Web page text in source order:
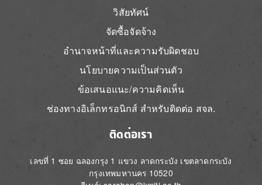
วิสัยทัศน์
จัดซื้อจัดจ้าง
อำนาจหน้าที่และความรับผิดชอบ
นโยบายความเป็นส่วนตัว
ข้อเสนอแนะ/ความคิดเห็น
ช่องทางอิเล็กทรอนิกส์ สำหรับติดต่อ สจล.
ติดต่อเรา
เลขที่ 1 ซอย ฉลองกรุง 1 แขวง ลาดกระบัง เขตลาดกระบัง
กรุงเทพมหานคร 10520